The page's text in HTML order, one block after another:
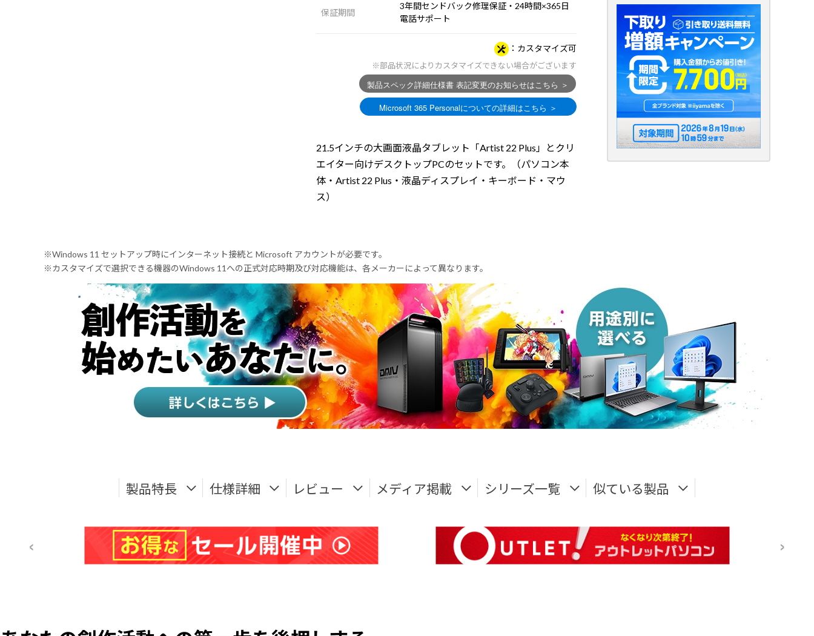
保証期間
3年間センドバック修理保証・24時間×365日
電話サポート
カスタマイズ可
※部品状況によりカスタマイズできない場合がございます
21.5インチの大画面液晶タブレット「Artist 22 Plus」とクリ
エイター向けデスクトップPCのセットです。（パソコン本
体・Artist 22 Plus・液晶ディスプレイ・キーボード・マウ
ス）
※Windows 11 セットアップ時にインターネット接続と Microsoft アカウントが必要です。
※カスタマイズで選択できる機器のWindows 11への正式対応時期及び対応機能は、各メーカーによって異なります。
製品特長 仕様詳細 レビュー メディア掲載 シリーズ一覧 似ている製品